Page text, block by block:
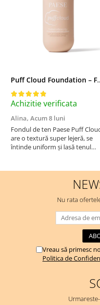
Puff Cloud
Achizitie verificata
Alina, Acum 8 luni
Fondul de ten Paese Puff
are o textură super lejeră, se
întinde uniform și lasă tenul
rezistă bine toată ziua și nu
oxidează. Se simte ca o cremă
hidratantă pe piele. Un f...
Nu rata
Vreau să primesc
Politica de